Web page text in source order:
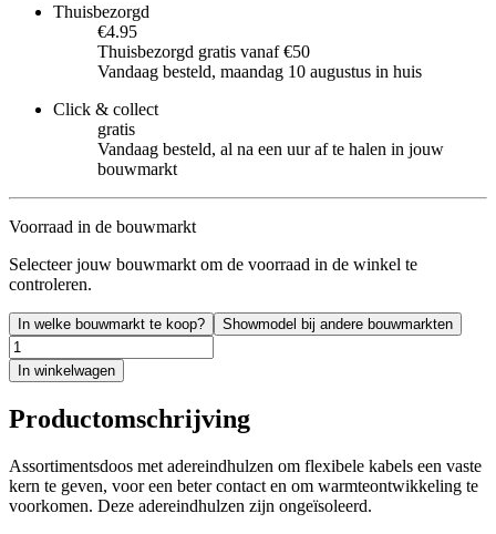
Thuisbezorgd
€4.95
Thuisbezorgd gratis vanaf €50
Vandaag besteld, maandag 10 augustus in huis
Click & collect
gratis
Vandaag besteld, al na een uur af te halen in jouw
bouwmarkt
Voorraad in de bouwmarkt
Selecteer jouw bouwmarkt om de voorraad in de winkel te
controleren.
In welke bouwmarkt te koop? Showmodel bij andere bouwmarkten
In winkelwagen
Productomschrijving
Assortimentsdoos met adereindhulzen om flexibele kabels een vaste
kern te geven, voor een beter contact en om warmteontwikkeling te
voorkomen. Deze adereindhulzen zijn ongeïsoleerd.